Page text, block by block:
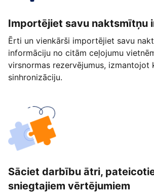
Importējiet savu naktsmītņu
Ērti un vienkārši importējiet savu
informāciju no citām ceļojumu
virsnormas rezervējumus, izmantojot
sinhronizāciju.
Sāciet darbību ātri,
sniegtajiem vērtējumiem